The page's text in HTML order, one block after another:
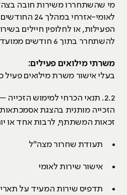
מי שהשתחררו משירות חובה
לאומי-אזרחי
הפעילות, או לחלופין חיילים
להשתחרר בתוך 6 חודשים ממועד סיום הפעילות.
משרתי מילואים פעילים:
בעלי אישור משרת מילואים פעיל
2.2. תנאי הכרחי למימוש הזכייה – הצגת מסמכים:
הזכייה מותנית בהצגת
זכאות המשתתף, לרבות אחד או
תעודת שחרור מצה"ל
אישור שירות לאומי
תדפיס שירות המעיד על